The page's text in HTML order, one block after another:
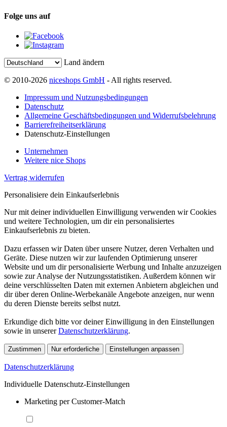
Folge uns auf
Land ändern
© 2010-2026 niceshops GmbH - All rights reserved.
Impressum und Nutzungsbedingungen
Datenschutz
Allgemeine Geschäftsbedingungen und Widerrufsbelehrung
Barrierefreiheitserklärung
Datenschutz-Einstellungen
Unternehmen
Weitere nice Shops
Vertrag widerrufen
Personalisiere dein Einkaufserlebnis
Nur mit deiner individuellen Einwilligung verwenden wir Cookies
und weitere Technologien, um dir ein personalisiertes
Einkaufserlebnis zu bieten.
Dazu erfassen wir Daten über unsere Nutzer, deren Verhalten und
Geräte. Diese nutzen wir zur laufenden Optimierung unserer
Website und um dir personalisierte Werbung und Inhalte anzuzeigen
sowie zur Analyse der Nutzungsstatistiken. Außerdem können wir
deine verschlüsselten Daten mit externen Anbietern abgleichen und
dir über deren Online-Werbekanäle Angebote anzeigen, nur wenn
du deren Dienste bereits selbst nutzt.
Erkundige dich bitte vor deiner Einwilligung in den Einstellungen
sowie in unsererDatenschutzerklärung.
Zustimmen Nur erforderliche Einstellungen anpassen
Datenschutzerklärung
Individuelle Datenschutz-Einstellungen
Marketing per Customer-Match